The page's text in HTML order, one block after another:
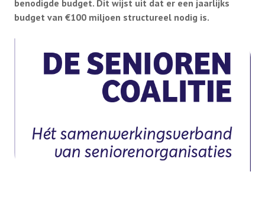
Overige info
Vrijwilligersverzekering
ANBI
Programmaoverzicht KBO-ZH lezingen en
benodigde budget. Dit wijst uit dat er een jaarlijks
budget van €100 miljoen structureel nodig is.